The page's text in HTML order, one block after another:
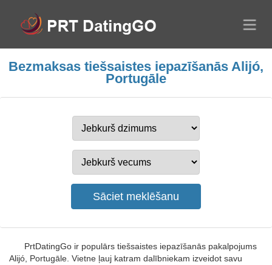
Bezmaksas tiešsaistes iepazīšanās Alijó,
Portugāle
PrtDatingGo ir populārs tiešsaistes iepazīšanās pakalpojums
Alijó, Portugāle. Vietne ļauj katram dalībniekam izveidot savu